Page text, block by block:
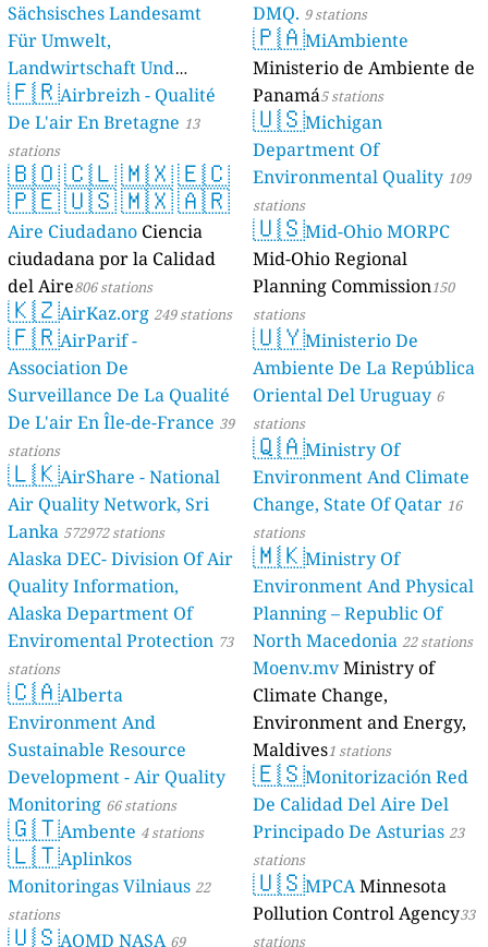
Sächsisches Landesamt
Für Umwelt,
Landwirtschaft Und
Geologie) 50 stations
🇫🇷Airbreizh - Qualité
De L'air En Bretagne 13
stations
🇧🇴🇨🇱🇲🇽🇪🇨
🇵🇪🇺🇸🇲🇽🇦🇷
Aire Ciudadano Ciencia
ciudadana por la Calidad
del Aire806 stations
🇰🇿AirKaz.org 249 stations
🇫🇷AirParif -
Association De
Surveillance De La Qualité
De L'air En Île-de-France 39
stations
🇱🇰AirShare - National
Air Quality Network, Sri
Lanka 572972 stations
Alaska DEC- Division Of Air
Quality Information,
Alaska Department Of
Enviromental Protection 73
stations
🇨🇦Alberta
Environment And
Sustainable Resource
Development - Air Quality
Monitoring 66 stations
🇬🇹Ambente 4 stations
🇱🇹Aplinkos
Monitoringas Vilniaus 22
stations
🇺🇸AQMD NASA 69
DMQ. 9 stations
🇵🇦MiAmbiente
Ministerio de Ambiente de
Panamá5 stations
🇺🇸Michigan
Department Of
Environmental Quality 109
stations
🇺🇸Mid-Ohio MORPC
Mid-Ohio Regional
Planning Commission150
stations
🇺🇾Ministerio De
Ambiente De La República
Oriental Del Uruguay 6
stations
🇶🇦Ministry Of
Environment And Climate
Change, State Of Qatar 16
stations
🇲🇰Ministry Of
Environment And Physical
Planning – Republic Of
North Macedonia 22 stations
Moenv.mvMinistry of
Climate Change,
Environment and Energy,
Maldives1 stations
🇪🇸Monitorización Red
De Calidad Del Aire Del
Principado De Asturias 23
stations
🇺🇸MPCAMinnesota
Pollution Control Agency33
stations